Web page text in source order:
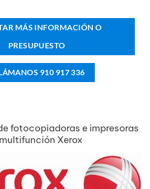
MÁS INFORMACIÓN O
PRESUPUESTO
910 917 336
fotocopiadoras e impresoras
multifunción Xerox